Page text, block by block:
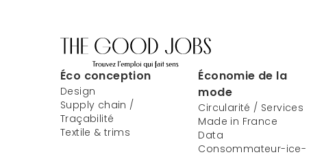
Éco conception
Design
Supply chain /
Traçabilité
Textile & trims
Économie de la
mode
Circularité / Services
Made in France
Data
Consommateur-ice-